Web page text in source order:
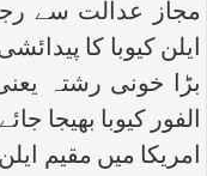
مجاز عدالت سے
ایلن کیوبا کا
بڑا خونی رشتہ
الفور کیوبا بھیجا
امریکا میں مقیم